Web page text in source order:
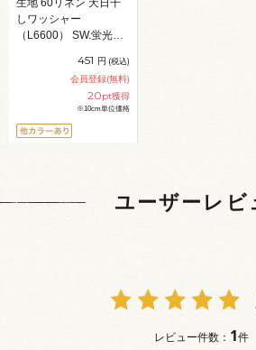
生地 60リネン 天日干
しワッシャー
（L6600） SW.蛍光晒
451 円 (税込)
会員登録(無料)
20pt獲得
※10cm単位価格
ユーザーレビ
レビュー件数： 1件